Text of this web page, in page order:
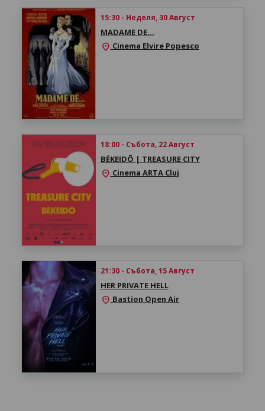
15:30 - Неделя, 30 Август
MADAME DE…
location_on Cinema Elvire Popesco
18:00 - Събота, 22 Август
BÉKEIDÕ | TREASURE CITY
location_on Cinema ARTA Cluj
21:30 - Събота, 15 Август
HER PRIVATE HELL
location_on Bastion Open Air